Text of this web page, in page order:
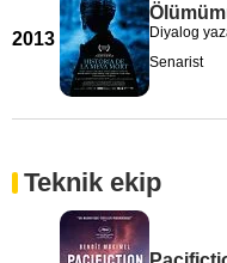
2013
Diyalog
Senarist
Teknik ekip